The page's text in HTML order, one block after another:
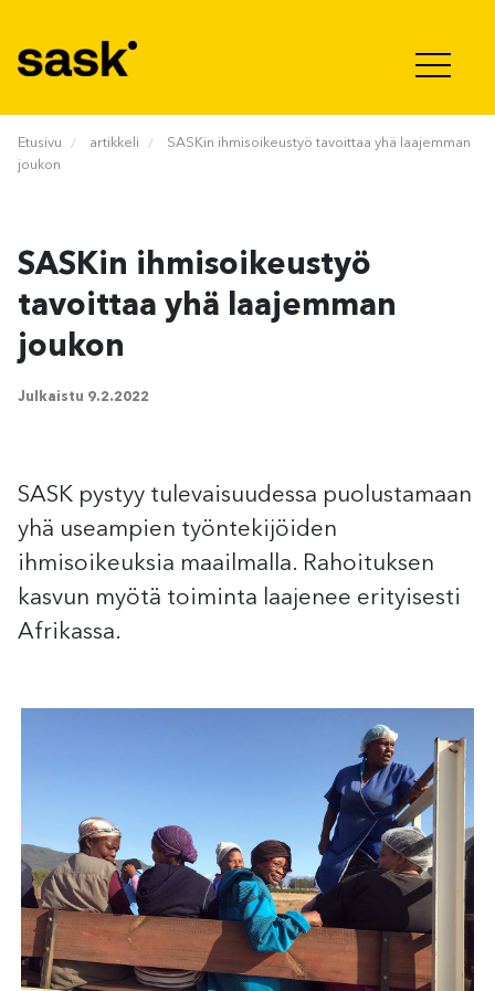
Etusivu artikkeli
SASKin ihmisoikeustyö tavoittaa yhä laajemman
joukon
SASKin ihmisoikeustyö
tavoittaa yhä laajemman
joukon
Julkaistu 9.2.2022
SASK pystyy tulevaisuudessa puolustamaan
yhä useampien työntekijöiden
ihmisoikeuksia maailmalla. Rahoituksen
kasvun myötä toiminta laajenee erityisesti
Afrikassa.